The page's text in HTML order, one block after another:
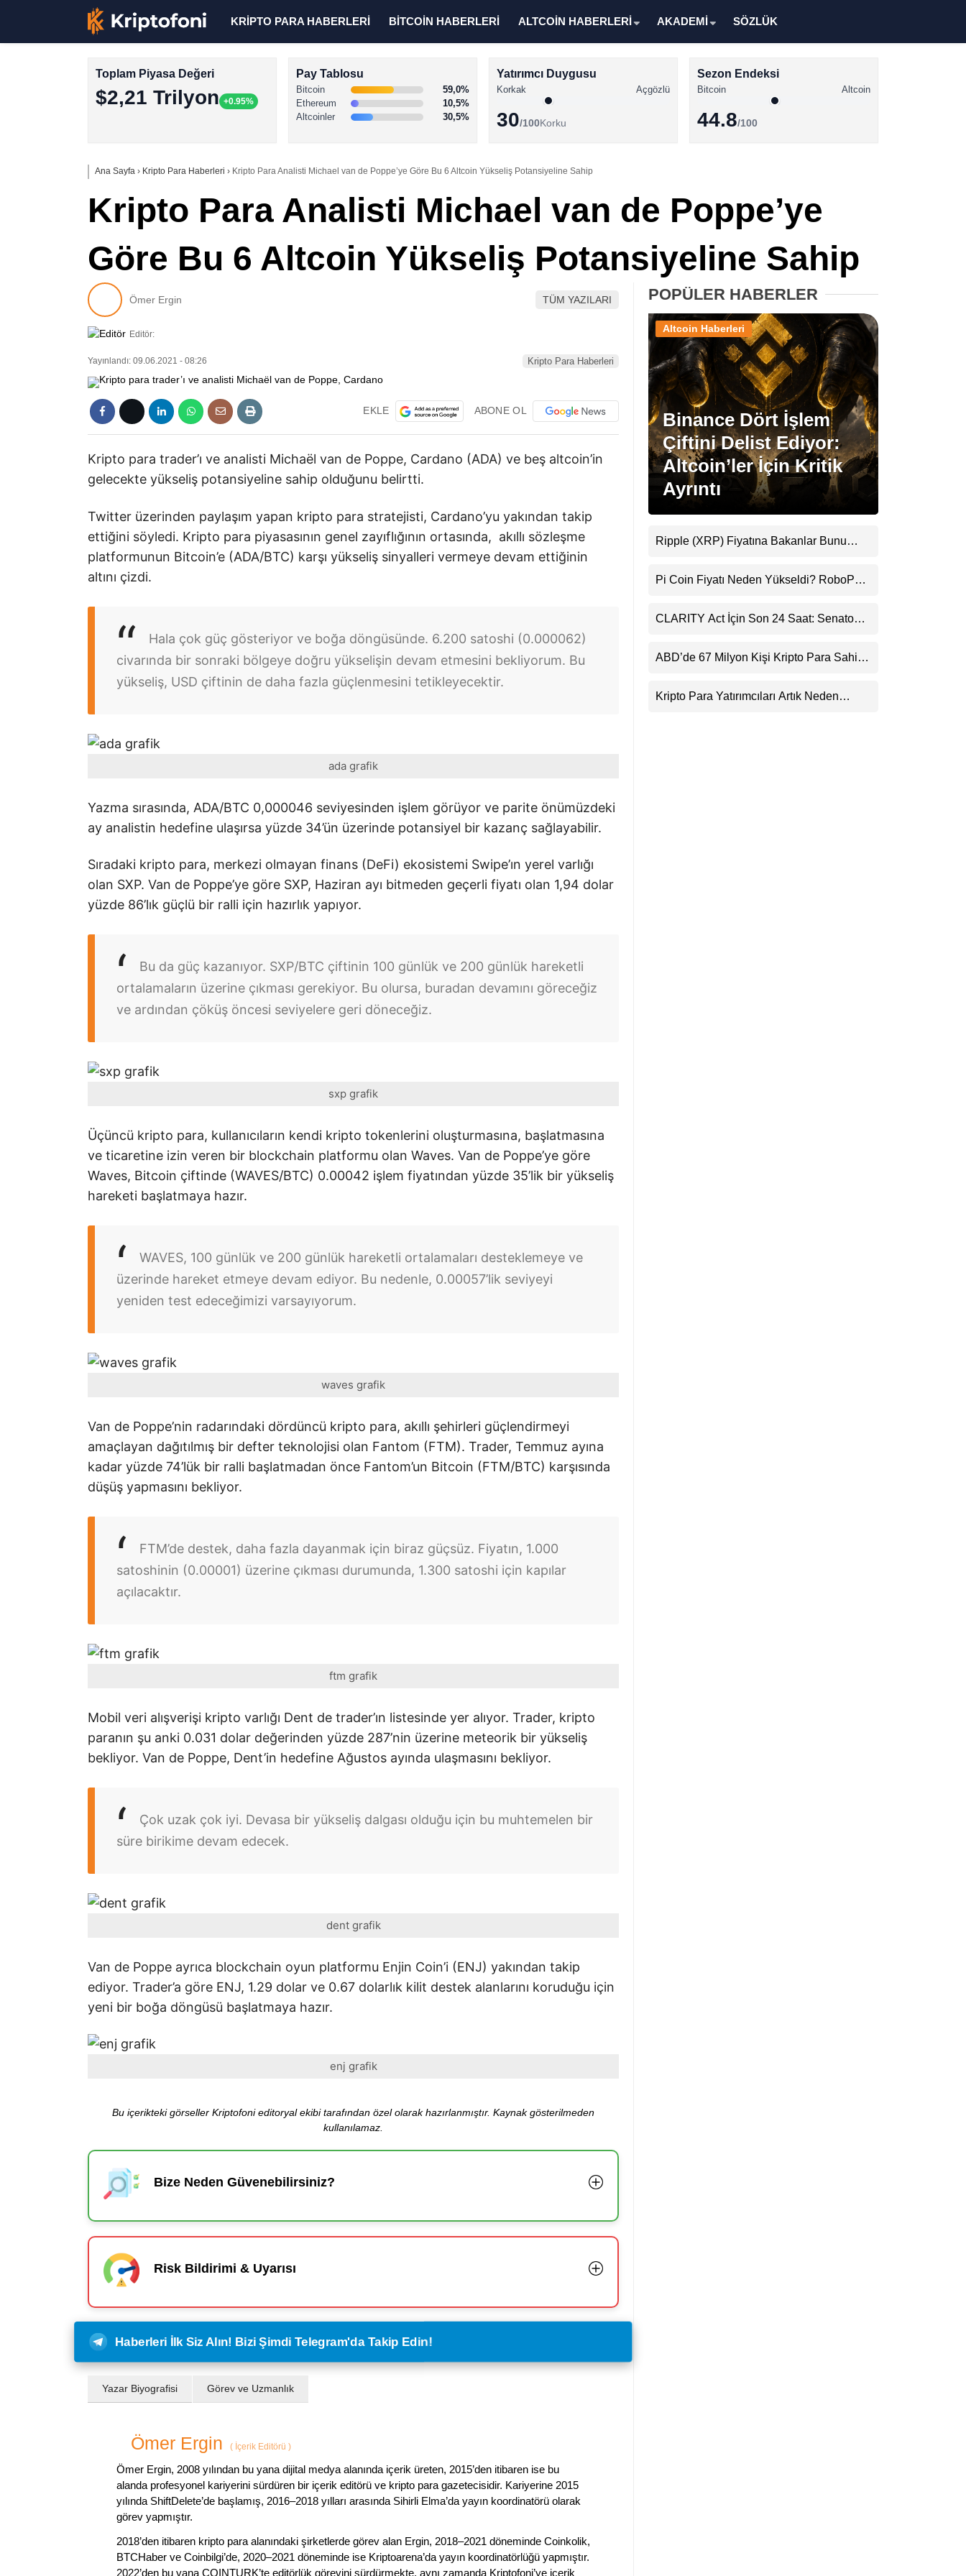
Altcoin Haberleri
Solana Haberleri
XRP Haberleri
Memecoin Haberleri
Stablecoin Haberleri
Facebook
Instagram
LinkedIn
KRİPTO PARA HABERLERİ BİTCOİN HABERLERİ ALTCOİN HABERLERİ AKADEMİ SÖZLÜK
Toplam Piyasa Değeri
$2,21 Trilyon +0.95%
Pay Tablosu
Bitcoin
59,0%
Ethereum
10,5%
Altcoinler
30,5%
Yatırımcı Duygusu
Korkak Açgözlü
30/100Korku
Sezon Endeksi
Bitcoin Altcoin
44.8/100
Ana Sayfa › Kripto Para Haberleri › Kripto Para Analisti Michael van de Poppe’ye Göre Bu 6 Altcoin Yükseliş Potansiyeline Sahip
Kripto Para Analisti Michael van de Poppe’ye
Göre Bu 6 Altcoin Yükseliş Potansiyeline Sahip
Ömer Ergin TÜM YAZILARI
Editör:
Yayınlandı: 09.06.2021 - 08:26 Kripto Para Haberleri
EKLE ABONE OL
Kripto para trader’ı ve analisti Michaël van de Poppe, Cardano (ADA) ve beş altcoin’in
gelecekte yükseliş potansiyeline sahip olduğunu belirtti.
Twitter üzerinden paylaşım yapan kripto para stratejisti, Cardano’yu yakından takip
ettiğini söyledi. Kripto para piyasasının genel zayıflığının ortasında, akıllı sözleşme
platformunun Bitcoin’e (ADA/BTC) karşı yükseliş sinyalleri vermeye devam ettiğinin
altını çizdi.
Hala çok güç gösteriyor ve boğa döngüsünde. 6.200 satoshi (0.000062)
civarında bir sonraki bölgeye doğru yükselişin devam etmesini bekliyorum. Bu
yükseliş, USD çiftinin de daha fazla güçlenmesini tetikleyecektir.
ada grafik
Yazma sırasında, ADA/BTC 0,000046 seviyesinden işlem görüyor ve parite önümüzdeki
ay analistin hedefine ulaşırsa yüzde 34’ün üzerinde potansiyel bir kazanç sağlayabilir.
Sıradaki kripto para, merkezi olmayan finans (DeFi) ekosistemi Swipe’ın yerel varlığı
olan SXP. Van de Poppe’ye göre SXP, Haziran ayı bitmeden geçerli fiyatı olan 1,94 dolar
yüzde 86’lık güçlü bir ralli için hazırlık yapıyor.
Bu da güç kazanıyor. SXP/BTC çiftinin 100 günlük ve 200 günlük hareketli
ortalamaların üzerine çıkması gerekiyor. Bu olursa, buradan devamını göreceğiz
ve ardından çöküş öncesi seviyelere geri döneceğiz.
sxp grafik
Üçüncü kripto para, kullanıcıların kendi kripto tokenlerini oluşturmasına, başlatmasına
ve ticaretine izin veren bir blockchain platformu olan Waves. Van de Poppe’ye göre
Waves, Bitcoin çiftinde (WAVES/BTC) 0.00042 işlem fiyatından yüzde 35’lik bir yükseliş
hareketi başlatmaya hazır.
WAVES, 100 günlük ve 200 günlük hareketli ortalamaları desteklemeye ve
üzerinde hareket etmeye devam ediyor. Bu nedenle, 0.00057’lik seviyeyi
yeniden test edeceğimizi varsayıyorum.
waves grafik
Van de Poppe’nin radarındaki dördüncü kripto para, akıllı şehirleri güçlendirmeyi
amaçlayan dağıtılmış bir defter teknolojisi olan Fantom (FTM). Trader, Temmuz ayına
kadar yüzde 74’lük bir ralli başlatmadan önce Fantom’un Bitcoin (FTM/BTC) karşısında
düşüş yapmasını bekliyor.
FTM’de destek, daha fazla dayanmak için biraz güçsüz. Fiyatın, 1.000
satoshinin (0.00001) üzerine çıkması durumunda, 1.300 satoshi için kapılar
açılacaktır.
ftm grafik
Mobil veri alışverişi kripto varlığı Dent de trader’ın listesinde yer alıyor. Trader, kripto
paranın şu anki 0.031 dolar değerinden yüzde 287’nin üzerine meteorik bir yükseliş
bekliyor. Van de Poppe, Dent’in hedefine Ağustos ayında ulaşmasını bekliyor.
Çok uzak çok iyi. Devasa bir yükseliş dalgası olduğu için bu muhtemelen bir
süre birikime devam edecek.
dent grafik
Van de Poppe ayrıca blockchain oyun platformu Enjin Coin’i (ENJ) yakından takip
ediyor. Trader’a göre ENJ, 1.29 dolar ve 0.67 dolarlık kilit destek alanlarını koruduğu için
yeni bir boğa döngüsü başlatmaya hazır.
enj grafik
Bu içerikteki görseller Kriptofoni editoryal ekibi tarafından özel olarak hazırlanmıştır. Kaynak gösterilmeden
kullanılamaz.
Bize Neden Güvenebilirsiniz?
Risk Bildirimi & Uyarısı
Haberleri İlk Siz Alın! Bizi Şimdi Telegram'da Takip Edin!
Yazar Biyografisi Görev ve Uzmanlık
Ömer Ergin ( İçerik Editörü )
Ömer Ergin, 2008 yılından bu yana dijital medya alanında içerik üreten, 2015’den itibaren ise bu
alanda profesyonel kariyerini sürdüren bir içerik editörü ve kripto para gazetecisidir. Kariyerine 2015
yılında ShiftDelete’de başlamış, 2016–2018 yılları arasında Sihirli Elma’da yayın koordinatörü olarak
görev yapmıştır.
2018’den itibaren kripto para alanındaki şirketlerde görev alan Ergin, 2018–2021 döneminde Coinkolik,
BTCHaber ve Coinbilgi’de, 2020–2021 döneminde ise Kriptoarena’da yayın koordinatörlüğü yapmıştır.
2022’den bu yana COINTURK’te editörlük görevini sürdürmekte, aynı zamanda Kriptofoni’ye içerik
POPÜLER HABERLER
Binance Dört İşlem
Çiftini Delist Ediyor:
Altcoin’ler İçin Kritik
Ayrıntı
Altcoin Haberleri
Ripple (XRP) Fiyatına Bakanlar Bunu
Uyarı
Pi Coin Fiyatı Neden Yükseldi? RoboPay
Destekledi
CLARITY Act İçin Son 24 Saat: Senato
Beklentisini Bozabilir
ABD’de 67 Milyon Kişi Kripto Para Sahibi:
Kripto Para Yatırımcıları Artık Neden